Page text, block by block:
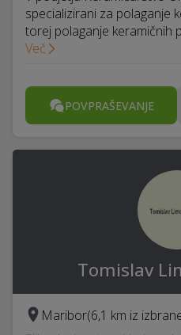
specializirani za polaganje
torej polaganje keramičnih
Več
POVPRAŠEVANJE
Tomislav
Maribor(6,1 km iz